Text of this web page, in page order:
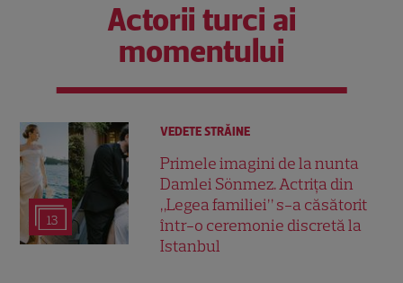
Actorii turci ai
momentului
13
VEDETE STRĂINE
Primele imagini de la nunta
Damlei Sönmez. Actrița din
„Legea familiei” s-a căsătorit
într-o ceremonie discretă la
Istanbul